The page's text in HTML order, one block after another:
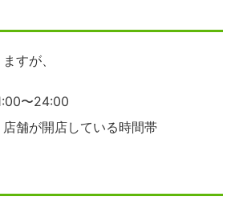
すが、
〜24:00
舗が開店している時間帯